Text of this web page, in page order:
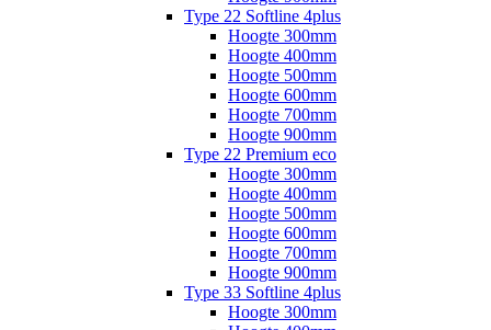
Type 22 Softline 4plus
Hoogte 300mm
Hoogte 400mm
Hoogte 500mm
Hoogte 600mm
Hoogte 700mm
Hoogte 900mm
Type 22 Premium eco
Hoogte 300mm
Hoogte 400mm
Hoogte 500mm
Hoogte 600mm
Hoogte 700mm
Hoogte 900mm
Type 33 Softline 4plus
Hoogte 300mm